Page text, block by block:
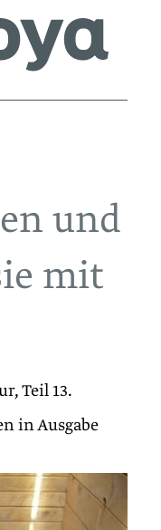
und
mit
Teil 13.
in Ausgabe